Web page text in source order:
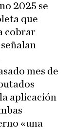
2025 se
que
cobrar
mes de
aplicación
«una